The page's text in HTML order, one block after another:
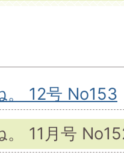
。 12号 No153
。 11月号